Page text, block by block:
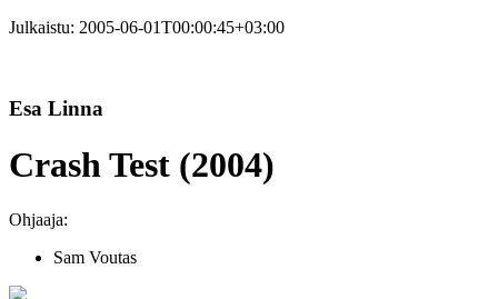
Julkaistu: 2005-06-01T00:00:45+03:00
Esa Linna
Crash Test (2004)
Ohjaaja:
Sam Voutas